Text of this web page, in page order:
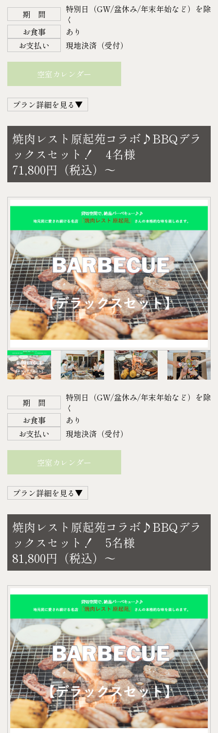
＜宿泊＞
平日 47,300円（税込）
土・日・祝日 55,000円（税込）
親鳥ときのこの刻み鍋＆刺身盛り合わせ（5名様）
30,290円（税込）
＜料金＞
例）平日宿泊の場合
47,300円＋30,290円＝77,590円（税込）
土・日・祝日宿泊の場合
55,000円＋30,290円＝85,290円（税込）
＜チェックイン＞ 14：00～18：00
＜チェックアウト＞ 11：00
※チェックインが 18：00 に間に合わない場合は、お
電話にてご連絡下さい。
【ご予約について】
宿泊日の4日前の正午までにご予約下さい。
以降になりますとご準備できない場合がございます
のでご了承下さい。
【キャンセルについて】
14日前より ２０%
7日前より ５０%
当 日 １００%
不 泊 １００%
す。
♬サプライズ・記念日のご相談承ります♬
ズ、、、などの特別な演出に！
ご予算等に応じて相談承ります。ご希望の場合はお
気軽にお問い合わせください。
※各種警報または大雨・強風・暴風等の場合は、お
客様に連絡する事なくこちらの判断にて機材セッテ
ィングを中止させていただきます。その際のBBQ機
材セット代金は発生しません。（焼肉セット・ドリ
ンクはキャンセル不可）
※ご宿泊中、台風・大雨・強風・暴風等の悪天候の
か、スタッフにてBBQ機材を撤去させていただく場
※物価高騰の影響により、販売価格を改定させてい
ただく場合がございます。予めご理解ご了承くださ
い。
【お好みのドリンク】
・キリン 淡麗極上〈生〉（発泡酒）
・キリン 氷結（レモン・グレープフルーツ）
・サントリー 角ハイボール
・ほろよい（カシオレ・白いサワー・もも）
・檸檬堂（定番）
各350㎖
〈B.アルコール〉
・アサヒスーパードライ 350㎖
・キリン一番搾り 350㎖
・プレミアムモルツ 350㎖
・キリン スミノフアイスオリジナル 275㎖
〈C.ソフトドリンク〉
・お茶
・ファンタ
・オレンジジュース
・ミネラルウォーター
各500㎖（仕入れ状況により内容量がかわる事がござ
います）
〈D.スナック菓子〉
・スナック菓子1袋（指定不可）
お1人様あたり
●A.アルコール…1本
●B.アルコール…1本
●C.ソフトドリンク…1本
上記の計3本をお選びいただけます。
※お酒をお召しにならない方はCより2本+Dをお付け
します。
＜宿泊＞
平日 30,800円（税込）
土・日・祝日 38,500円（税込）
＜お食事＞
デラックスセット（2人前）21,000円（税込）
＜料金＞
例）平日宿泊の場合
30,800円＋21,000円＝51,800円（税込）
土・日・祝日宿泊の場合
期 間
特別日（GW/盆休み/年末年始など）を除
く
お食事
あり
お支払い
現地決済（受付）
空室カレンダー
プラン詳細を見る▼
観音寺の老舗焼肉店『焼肉レスト原起苑』さん
地元民に愛され続ける観音寺の名店。お肉屋さんが
経営しているので本格的な味を楽しめます。
ぜひ、本格焼肉をゲストハウスでご堪能ください♪
【デラックスセット】（3人前）
上カルビ、上モモ、ハラミ、タン、ホルモン、た
れ、野菜、パックご飯3個
【BBQ機材セット】
バーベキューグリル 、グリル用テーブル、アルミテ
ーブル
チェア × 3、炭（1人あたり1kg）
耐熱グローブ ・網 ・トング ・着火剤・ガスバーナ
ー
※BBQセットの持ち込みはご遠慮いただいておりま
す。
※雨天の場合、 宿泊当日午前9時までにご連絡頂け
れば、BBQ機材セットのみキャンセル可能です。
※各種警報または大雨・強風・暴風等の場合は、お
客様に連絡する事なくこちらの判断にて機材セッテ
ィングを中止させていただきます。その際のBBQ機
材セット代金は発生しません。（焼肉セット・ドリ
※ご宿泊中、台風・大雨・強風・暴風等の悪天候の
か、スタッフにてBBQ機材を撤去させていただく場
※物価高騰の影響により、販売価格を改定させてい
ただく場合がございます。予めご理解ご了承くださ
い。
【お好みのドリンク】
・キリン 淡麗極上〈生〉（発泡酒）
・キリン 氷結（レモン・グレープフルーツ）
・サントリー 角ハイボール
・ほろよい（カシオレ・白いサワー・もも）
・檸檬堂（定番）
各350㎖
〈B.アルコール〉
・アサヒスーパードライ 350㎖
・キリン一番搾り 350㎖
・プレミアムモルツ 350㎖
焼肉レスト原起苑コラボ♪BBQデラ
ックスセット！ 4名様
71,800円（税込）～
期 間
特別日（GW/盆休み/年末年始など）を除
く
お食事
あり
お支払い
現地決済（受付）
空室カレンダー
プラン詳細を見る▼
観音寺の老舗焼肉店『焼肉レスト原起苑』さん
地元民に愛され続ける観音寺の名店。お肉屋さんが
経営しているので本格的な味を楽しめます。
ぜひ、本格焼肉をゲストハウスでご堪能ください♪
【デラックスセット】（4人前）
上カルビ、上モモ、ハラミ、タン、ホルモン、た
れ、野菜、パックご飯4個
【BBQ機材セット】
バーベキューグリル 、グリル用テーブル、アルミテ
ーブル
チェア × 4、炭（1人あたり1kg）
耐熱グローブ ・網 ・トング ・着火剤・ガスバーナ
ー
※BBQセットの持ち込みはご遠慮いただいておりま
す。
焼肉レスト原起苑コラボ♪BBQデラ
ックスセット！ 5名様
81,800円（税込）～